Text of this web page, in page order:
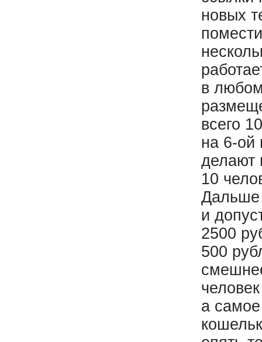
новых
в
всего
на 6-ой
делают
10
Дальше
и
2500
500
а